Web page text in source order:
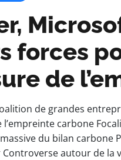
forces
de
de grandes
l’empreinte carbone
du bilan carbone
autour de la